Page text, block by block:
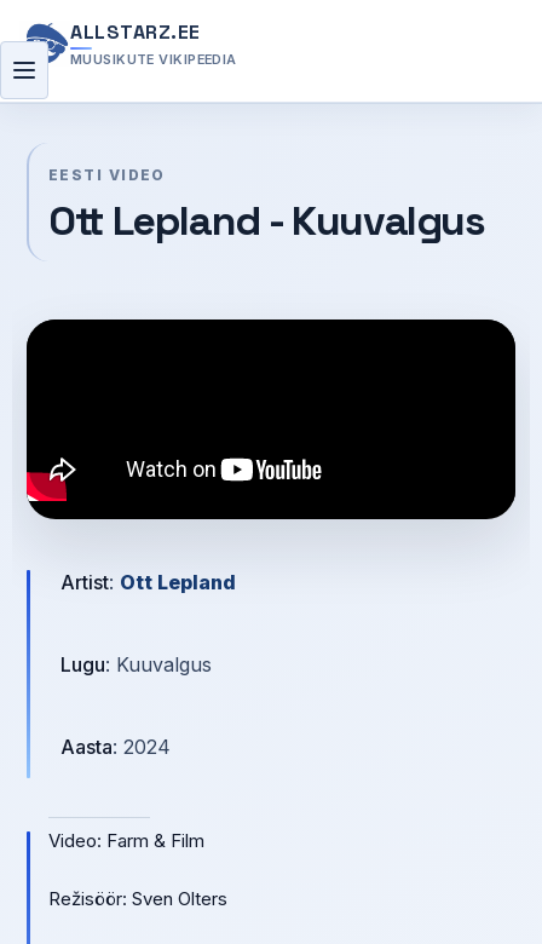
ALLSTARZ.EE
MUUSIKUTE VIKIPEEDIA
Menüü
EESTI VIDEO
Ott Lepland - Kuuvalgus
Artist: Ott Lepland
Lugu: Kuuvalgus
Aasta: 2024
Video: Farm & Film
Režisöör: Sven Olters